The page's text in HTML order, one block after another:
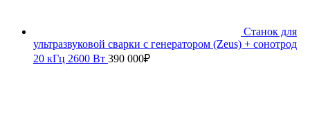
Станок для
ультразвуковой сварки с генератором (Zeus) + сонотрод
20 кГц 2600 Вт 390 000₽